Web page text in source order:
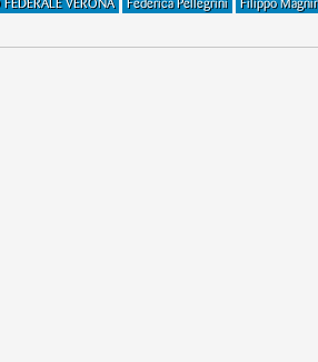
FEDERALE VERONA Federica Pellegrini Filippo